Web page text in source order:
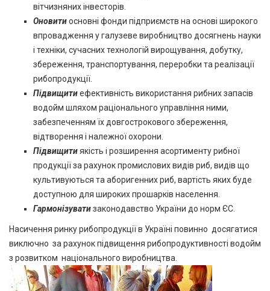
вітчизняних інвесторів.
Оновитиосновні фонди підприємств на основі широкого
впровадження у галузеве виробництво досягнень науки
і техніки, сучасних технологій вирощування, добутку,
збереження, транспортування, переробки та реалізації
рибопродукції.
Підвищитиефективність використання рибних запасів
водойм шляхом раціонального управління ними,
забезпеченням їх довгострокового збереження,
відтворення і належної охорони.
Підвищитиякість і розширення асортименту рибної
продукції за рахунок промислових видів риб, видів що
культивуються та аборигенних риб, вартість яких буде
доступною для широких прошарків населення.
Гармонізуватизаконодавство України до норм ЄС.
Насичення ринку рибопродукції в Україні повинно досягатися
виключно за рахунок підвищення рибопродуктивності водойм
з розвитком національного виробництва.